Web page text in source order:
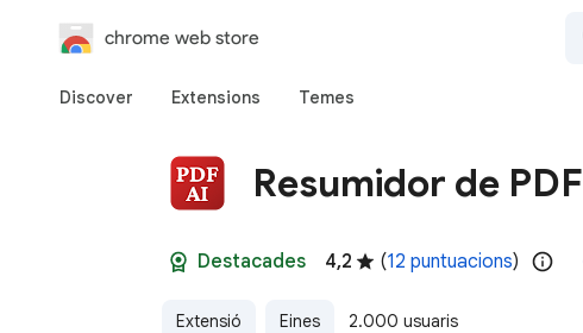
chrome web store
Discover Extensions Temes
Resumidor de PDF
Destacades 4,2 (12 puntuacions)
Extensió Eines 2.000 usuaris